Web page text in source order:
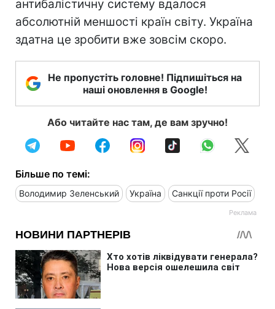
антибалістичну систему вдалося
абсолютній меншості країн світу. Україна
здатна це зробити вже зовсім скоро.
Не пропустіть головне! Підпишіться на
наші оновлення в Google!
Або читайте нас там, де вам зручно!
Більше по темі:
Володимир Зеленський Україна Санкції проти Росії